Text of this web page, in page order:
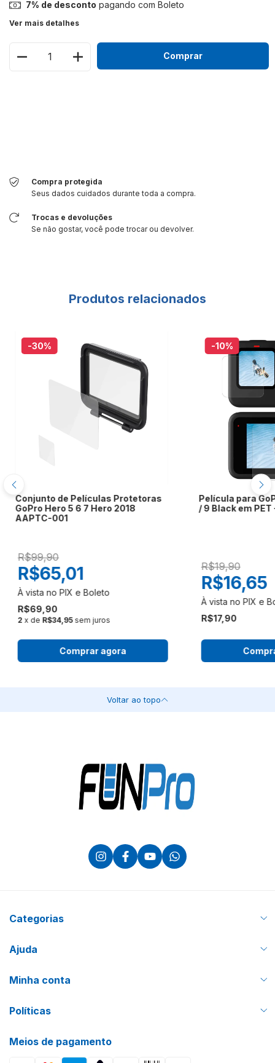
7% de desconto pagando com Boleto
Ver mais detalhes
Compra protegida
Seus dados cuidados durante toda a compra.
Trocas e devoluções
Se não gostar, você pode trocar ou devolver.
Produtos relacionados
-30%
Conjunto de Películas Protetoras
GoPro Hero 5 6 7 Hero 2018
AAPTC-001
R$99,90
R$69,90
R$65,01
2 x de R$34,95 sem juros
Comprar agora
-10%
Película para
/ 9 Black em
R$19,90
R$17,90
R$16,65
Voltar ao topo
Categorias
Ajuda
Minha conta
Políticas
Meios de pagamento